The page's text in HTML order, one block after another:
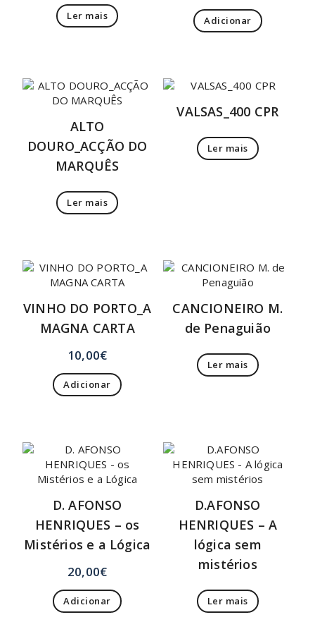
Ler mais Adicionar
ALTO
DOURO_ACÇÃO DO
MARQUÊS
Ler mais
VALSAS_400 CPR
Ler mais
VINHO DO PORTO_A
MAGNA CARTA
10,00€
Adicionar
CANCIONEIRO M.
de Penaguião
Ler mais
D. AFONSO
HENRIQUES – os
Mistérios e a Lógica
20,00€
Adicionar
D.AFONSO
HENRIQUES – A
lógica sem
mistérios
Ler mais